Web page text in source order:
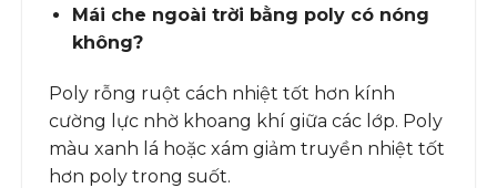
Mái che ngoài trời bằng poly có nóng
không?
Poly rỗng ruột cách nhiệt tốt hơn kính
cường lực nhờ khoang khí giữa các lớp. Poly
màu xanh lá hoặc xám giảm truyền nhiệt tốt
hơn poly trong suốt.